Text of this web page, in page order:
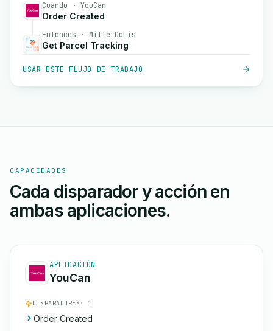
Cuando · YouCan
Order Created
Entonces · Mille CoLis
Get Parcel Tracking
USAR ESTE FLUJO DE TRABAJO
CAPACIDADES
Cada disparador y acción en
ambas aplicaciones.
APLICACIÓN
YouCan
DISPARADORES · 1
Order Created